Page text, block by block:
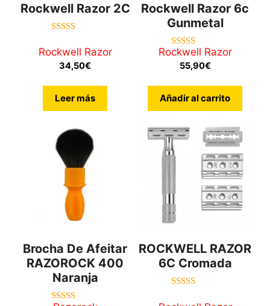
Rockwell Razor 2C
de 5
Rockwell Razor
34,50€
Leer más
Rockwell Razor 6c
Gunmetal
4.80
de 5
Rockwell Razor
55,90€
Añadir al carrito
Brocha De Afeitar
RAZOROCK 400
Naranja
ROCKWELL RAZOR
6C Cromada
de 5